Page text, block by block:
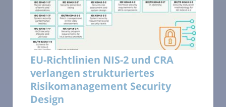
EU-Richtlinien NIS-2 und CRA
verlangen strukturiertes
Risikomanagement Security
Design